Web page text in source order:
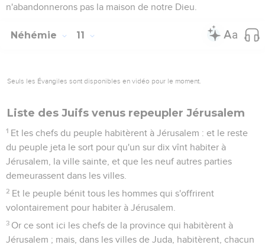
n'abandonnerons pas la maison de notre Dieu.
Néhémie 11
Seuls les Évangiles sont disponibles en vidéo pour le moment.
Liste des Juifs venus repeupler Jérusalem
1 Et les chefs du peuple habitèrent à Jérusalem : et le reste
du peuple jeta le sort pour qu'un sur dix vînt habiter à
Jérusalem, la ville sainte, et que les neuf autres parties
demeurassent dans les villes.
2 Et le peuple bénit tous les hommes qui s'offrirent
volontairement pour habiter à Jérusalem.
3 Or ce sont ici les chefs de la province qui habitèrent à
Jérusalem ; mais, dans les villes de Juda, habitèrent, chacun